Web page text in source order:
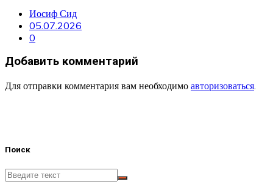
Иосиф Сид
05.07.2026
0
Добавить комментарий
Для отправки комментария вам необходимо авторизоваться.
Поиск